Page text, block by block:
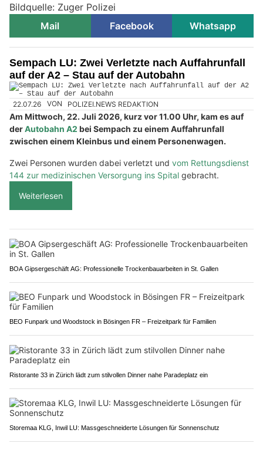
Bildquelle: Zuger Polizei
Mail
Facebook Whatsapp
Sempach LU: Zwei Verletzte nach Auffahrunfall
auf der A2 – Stau auf der Autobahn
22.07.26 VON POLIZEI.NEWS REDAKTION
Am Mittwoch, 22. Juli 2026, kurz vor 11.00 Uhr, kam es auf
derAutobahn A2 bei Sempach zu einem Auffahrunfall
zwischen einem Kleinbus und einem Personenwagen.
Zwei Personen wurden dabei verletzt und vom Rettungsdienst
144 zur medizinischen Versorgung ins Spital gebracht.
Weiterlesen
BOA Gipsergeschäft AG: Professionelle Trockenbauarbeiten in St. Gallen
BEO Funpark und Woodstock in Bösingen FR – Freizeitpark für Familien
Ristorante 33 in Zürich lädt zum stilvollen Dinner nahe Paradeplatz ein
Storemaa KLG, Inwil LU: Massgeschneiderte Lösungen für Sonnenschutz